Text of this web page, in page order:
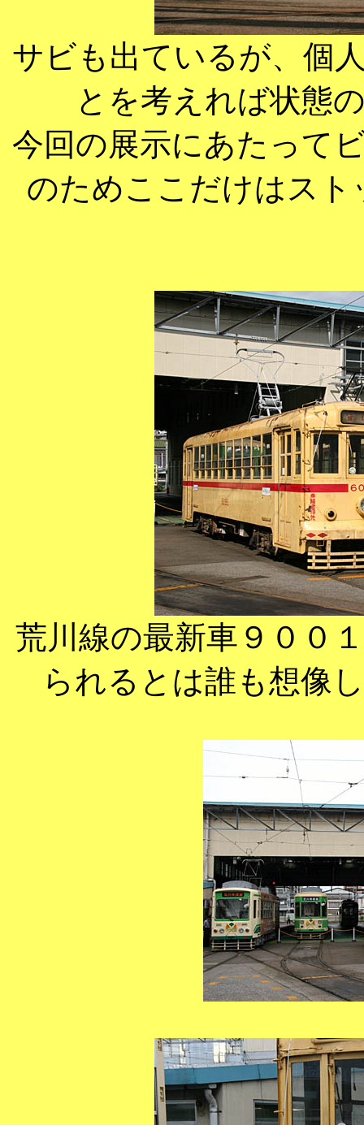
サビも出ているが、個
とを考えれば状態
今回の展示にあたって
のためここだけはス
荒川線の最新車９００
られるとは誰も想像